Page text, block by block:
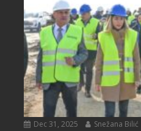
Dec 31, 2025 Snežana Bilić